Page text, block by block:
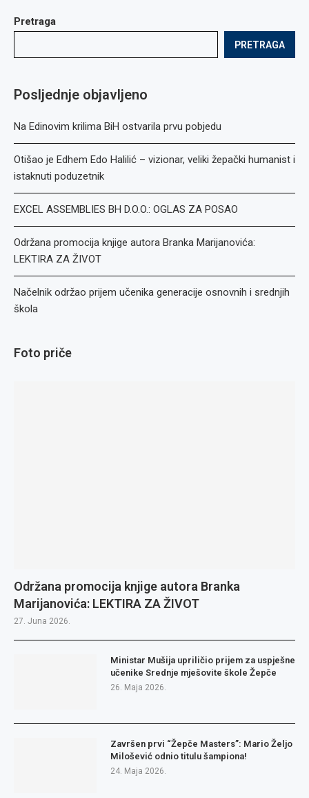
Pretraga
PRETRAGA
Posljednje objavljeno
Na Edinovim krilima BiH ostvarila prvu pobjedu
Otišao je Edhem Edo Halilić – vizionar, veliki žepački humanist i
istaknuti poduzetnik
EXCEL ASSEMBLIES BH D.O.O.: OGLAS ZA POSAO
Održana promocija knjige autora Branka Marijanovića:
LEKTIRA ZA ŽIVOT
Načelnik održao prijem učenika generacije osnovnih i srednjih
škola
Foto priče
Održana promocija knjige autora Branka
Marijanovića: LEKTIRA ZA ŽIVOT
27. Juna 2026.
Ministar Mušija upriličio prijem za uspješne
učenike Srednje mješovite škole Žepče
26. Maja 2026.
Završen prvi “Žepče Masters”: Mario Željo
Milošević odnio titulu šampiona!
24. Maja 2026.